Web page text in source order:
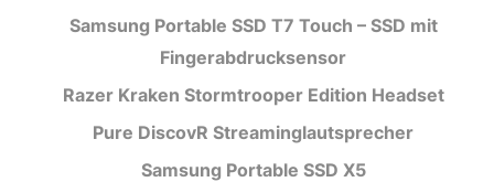
Samsung Portable SSD T7 Touch – SSD mit
Fingerabdrucksensor
Razer Kraken Stormtrooper Edition Headset
Pure DiscovR Streaminglautsprecher
Samsung Portable SSD X5